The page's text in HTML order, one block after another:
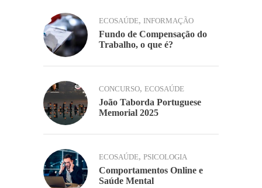
ECOSAÚDE, INFORMAÇÃO
Fundo de Compensação do
Trabalho, o que é?
CONCURSO, ECOSAÚDE
João Taborda Portuguese
Memorial 2025
ECOSAÚDE, PSICOLOGIA
Comportamentos Online e
Saúde Mental